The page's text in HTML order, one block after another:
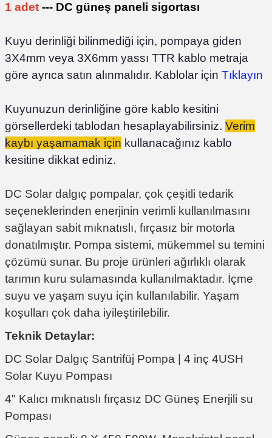
1 adet --- DC güneş paneli sigortası
Kuyu derinliği bilinmediği için, pompaya giden
3X4mm veya 3X6mm yassı TTR kablo metraja
göre ayrıca satın alınmalıdır. Kablolar için Tıklayın
Kuyunuzun derinliğine göre kablo kesitini
görsellerdeki tablodan hesaplayabilirsiniz. Verim
kaybı yaşamamak için kullanacağınız kablo
kesitine dikkat ediniz.
DC Solar dalgıç pompalar, çok çeşitli tedarik
seçeneklerinden enerjinin verimli kullanılmasını
sağlayan sabit mıknatıslı, fırçasız bir motorla
donatılmıştır. Pompa sistemi, mükemmel su temini
çözümü sunar. Bu proje ürünleri ağırlıklı olarak
tarımın kuru sulamasında kullanılmaktadır. İçme
suyu ve yaşam suyu için kullanılabilir. Yaşam
koşulları çok daha iyileştirilebilir.
Teknik Detaylar:
DC Solar Dalgıç Santrifüj Pompa | 4 inç 4USH
Solar Kuyu Pompası
4" Kalıcı mıknatıslı fırçasız DC Güneş Enerjili su
Pompası